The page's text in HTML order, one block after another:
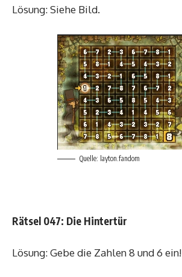
Lösung: Siehe Bild.
Quelle: layton.fandom
Rätsel 047: Die Hintertür
Lösung: Gebe die Zahlen 8 und 6 ein!